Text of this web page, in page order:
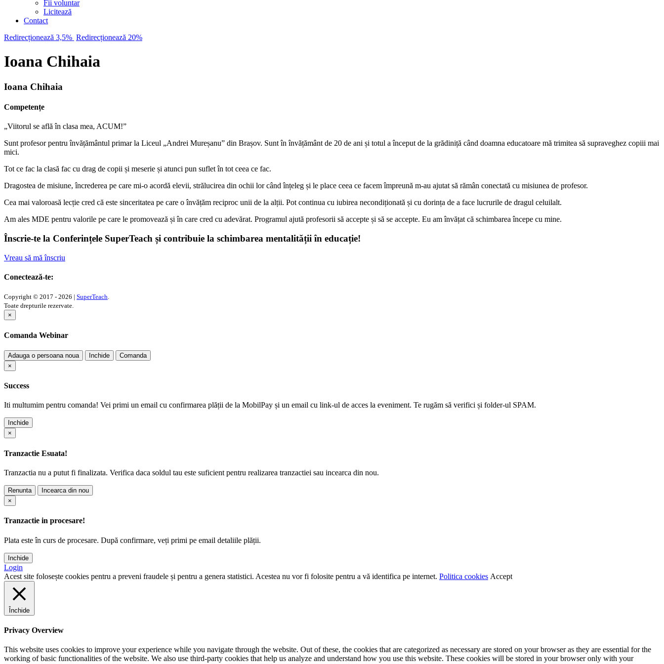
Fii voluntar
Licitează
Contact
Redirecționează 3,5% Redirecționează 20%
Ioana Chihaia
Ioana Chihaia
Competențe
„Viitorul se află în clasa mea, ACUM!”
Sunt profesor pentru învățământul primar la Liceul „Andrei Mureșanu” din Brașov. Sunt în învățământ de 20 de ani și totul a început de la grădiniță când doamna educatoare mă trimitea să supraveghez copiii mai
mici.
Tot ce fac la clasă fac cu drag de copii și meserie și atunci pun suflet în tot ceea ce fac.
Dragostea de misiune, încrederea pe care mi-o acordă elevii, strălucirea din ochii lor când înțeleg și le place ceea ce facem împreună m-au ajutat să rămân conectată cu misiunea de profesor.
Cea mai valoroasă lecție cred că este sinceritatea pe care o învățăm reciproc unii de la alții. Pot continua cu iubirea necondiționată și cu dorința de a face lucrurile de dragul celuilalt.
Am ales MDE pentru valorile pe care le promovează și în care cred cu adevărat. Programul ajută profesorii să accepte și să se accepte. Eu am învățat că schimbarea începe cu mine.
Înscrie-te la Conferințele SuperTeach și contribuie la schimbarea mentalității în educație!
Vreau să mă înscriu
Conectează-te:
Copyright © 2017 - 2026 | SuperTeach.
Toate drepturile rezervate.
×
Comanda Webinar
Adauga o persoana noua Inchide
Comanda
×
Success
Iti multumim pentru comanda! Vei primi un email cu confirmarea plății de la MobilPay și un email cu link-ul de acces la eveniment. Te rugăm să verifici și folder-ul SPAM.
Inchide
×
Tranzactie Esuata!
Tranzactia nu a putut fi finalizata. Verifica daca soldul tau este suficient pentru realizarea tranzactiei sau incearca din nou.
Renunta
Incearca din nou
×
Tranzactie in procesare!
Plata este în curs de procesare. După confirmare, veți primi pe email detaliile plății.
Inchide
Login
Acest site folosește cookies pentru a preveni fraudele și pentru a genera statistici. Acestea nu vor fi folosite pentru a vă identifica pe internet. Politica cookies Accept
Închide
Privacy Overview
This website uses cookies to improve your experience while you navigate through the website. Out of these, the cookies that are categorized as necessary are stored on your browser as they are essential for the
working of basic functionalities of the website. We also use third-party cookies that help us analyze and understand how you use this website. These cookies will be stored in your browser only with your